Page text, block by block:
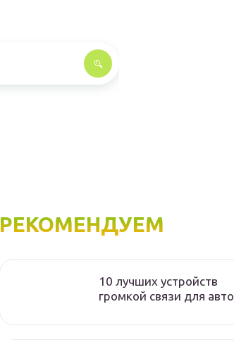
РЕКОМЕНДУЕМ
10 лучших устройств
громкой связи для авто